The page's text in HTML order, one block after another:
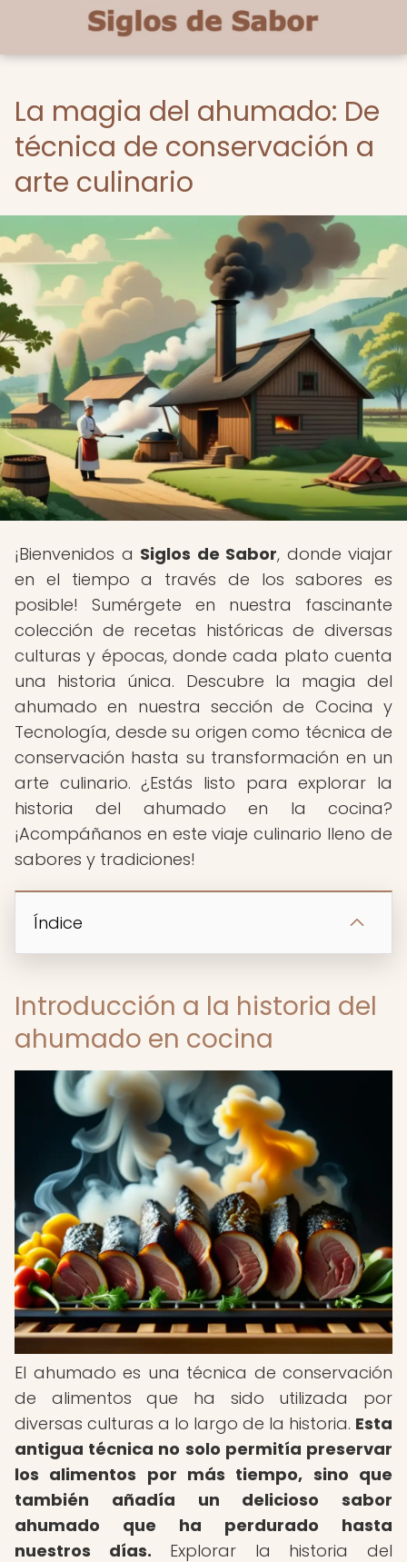
La magia del ahumado: De
técnica de conservación a
arte culinario
¡Bienvenidos a Siglos de Sabor, donde viajar
en el tiempo a través de los sabores es
posible! Sumérgete en nuestra fascinante
colección de recetas históricas de diversas
culturas y épocas, donde cada plato cuenta
una historia única. Descubre la magia del
ahumado en nuestra sección de Cocina y
Tecnología, desde su origen como técnica de
conservación hasta su transformación en un
arte culinario. ¿Estás listo para explorar la
historia del ahumado en la cocina?
¡Acompáñanos en este viaje culinario lleno de
sabores y tradiciones!
Índice
Introducción a la historia del
ahumado en cocina
El ahumado es una técnica de conservación
de alimentos que ha sido utilizada por
diversas culturas a lo largo de la historia. Esta
antigua técnica no solo permitía preservar
los alimentos por más tiempo, sino que
también añadía un delicioso sabor
ahumado que ha perdurado hasta
nuestros días. Explorar la historia del